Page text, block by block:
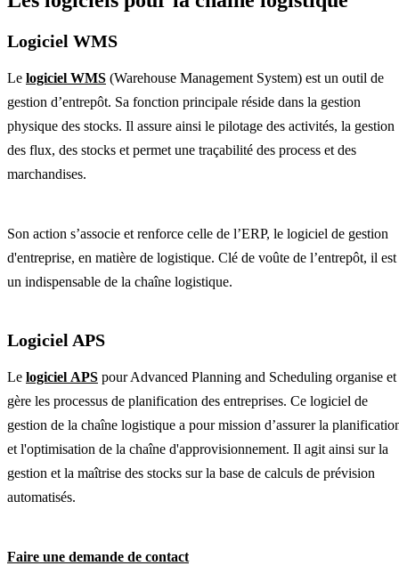
Logiciel WMS
Le logiciel WMS (Warehouse Management System) est un outil de
gestion d’entrepôt. Sa fonction principale réside dans la gestion
physique des stocks. Il assure ainsi le pilotage des activités, la gestion
des flux, des stocks et permet une traçabilité des process et des
marchandises.
Son action s’associe et renforce celle de l’ERP, le logiciel de gestion
d'entreprise, en matière de logistique. Clé de voûte de l’entrepôt, il est
un indispensable de la chaîne logistique.
Logiciel APS
Le logiciel APS pour Advanced Planning and Scheduling organise et
gère les processus de planification des entreprises. Ce logiciel de
gestion de la chaîne logistique a pour mission d’assurer la
et l'optimisation de la chaîne d'approvisionnement. Il agit ainsi sur la
gestion et la maîtrise des stocks sur la base de calculs de prévision
automatisés.
Faire une demande de contact